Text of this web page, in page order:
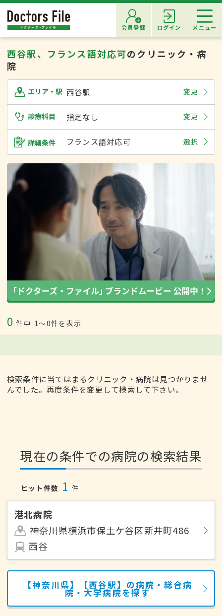
会員登録 ログイン メニュー
西谷駅、フランス語対応可のクリニック・病
院
エリア・駅 西谷駅 変更
診療科目 指定なし 変更
詳細条件 フランス語対応可 選択
0 件中 1〜0件を表示
検索条件に当てはまるクリニック・病院は見つかりませ
んでした。再度条件を変更して検索して下さい。
現在の条件での病院の検索結果
ヒット件数 1 件
港北病院
神奈川県横浜市保土ケ谷区新井町486
西谷
【神奈川県】【西谷駅】の病院・総合病
院・大学病院を探す